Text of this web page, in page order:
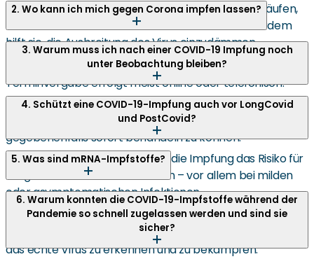
Die Impfung schützt vor schweren Krankheitsverläufen,
Krankenhausaufenthalten und Todesfällen. Außerdem
hilft sie, die Ausbreitung des Virus einzudämmen.
2. Wo kann ich mich gegen Corona impfen lassen?
In Arztpraxen, Impfzentren (sofern vorhanden), bei
Betriebsärzten oder teilweise auch in Apotheken. Die
Terminvergabe erfolgt meist online oder telefonisch.
3. Warum muss ich nach einer COVID-19 Impfung noch
unter Beobachtung bleiben?
Um seltene, aber mögliche akute Impfreaktionen wie
allergische Reaktionen frühzeitig zu erkennen und
gegebenenfalls sofort behandeln zu können.
4. Schützt eine COVID-19-Impfung auch vor LongCovid
und PostCovid?
Studien deuten darauf hin, dass die Impfung das Risiko für
LongCovid deutlich senken kann – vor allem bei milden
oder asymptomatischen Infektionen.
5. Was sind mRNA-Impfstoffe?
mRNA-Impfstoffe enthalten genetische Informationen,
mit denen der Körper vorübergehend ein ungefährliches
Virusprotein herstellt. Das Immunsystem lernt dadurch,
das echte Virus zu erkennen und zu bekämpfen.
6. Warum konnten die COVID-19-Impfstoffe während der
Pandemie so schnell zugelassen werden und sind sie
sicher?